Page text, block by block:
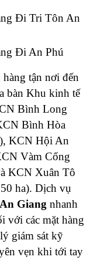
Đi Tri Tôn An
Đi An Phú
tận nơi đến
bàn Khu kinh tế
Bình Long
Bình Hòa
KCN Hội An
Vàm Cống
KCN Xuân Tô
ha). Dịch vụ
Giang nhanh
với các mặt hàng
giám sát kỹ
vẹn khi tới tay